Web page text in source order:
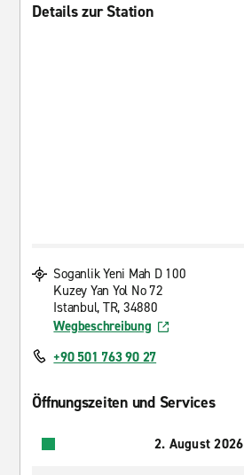
Details zur Station
Soganlik Yeni Mah D 100
Kuzey Yan Yol No 72
Istanbul, TR, 34880
Wegbeschreibung
+90 501 763 90 27
Öffnungszeiten und Services
2. August 2026